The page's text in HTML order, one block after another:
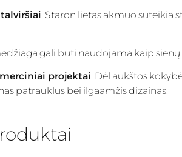
: Staron lietas akmuo suteikia
gali būti naudojama kaip
projektai: Dėl aukštos
patrauklus bei ilgaamžis dizainas.